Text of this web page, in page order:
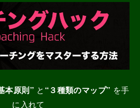
本原則”と “３種類のマップ” を手
に入れて